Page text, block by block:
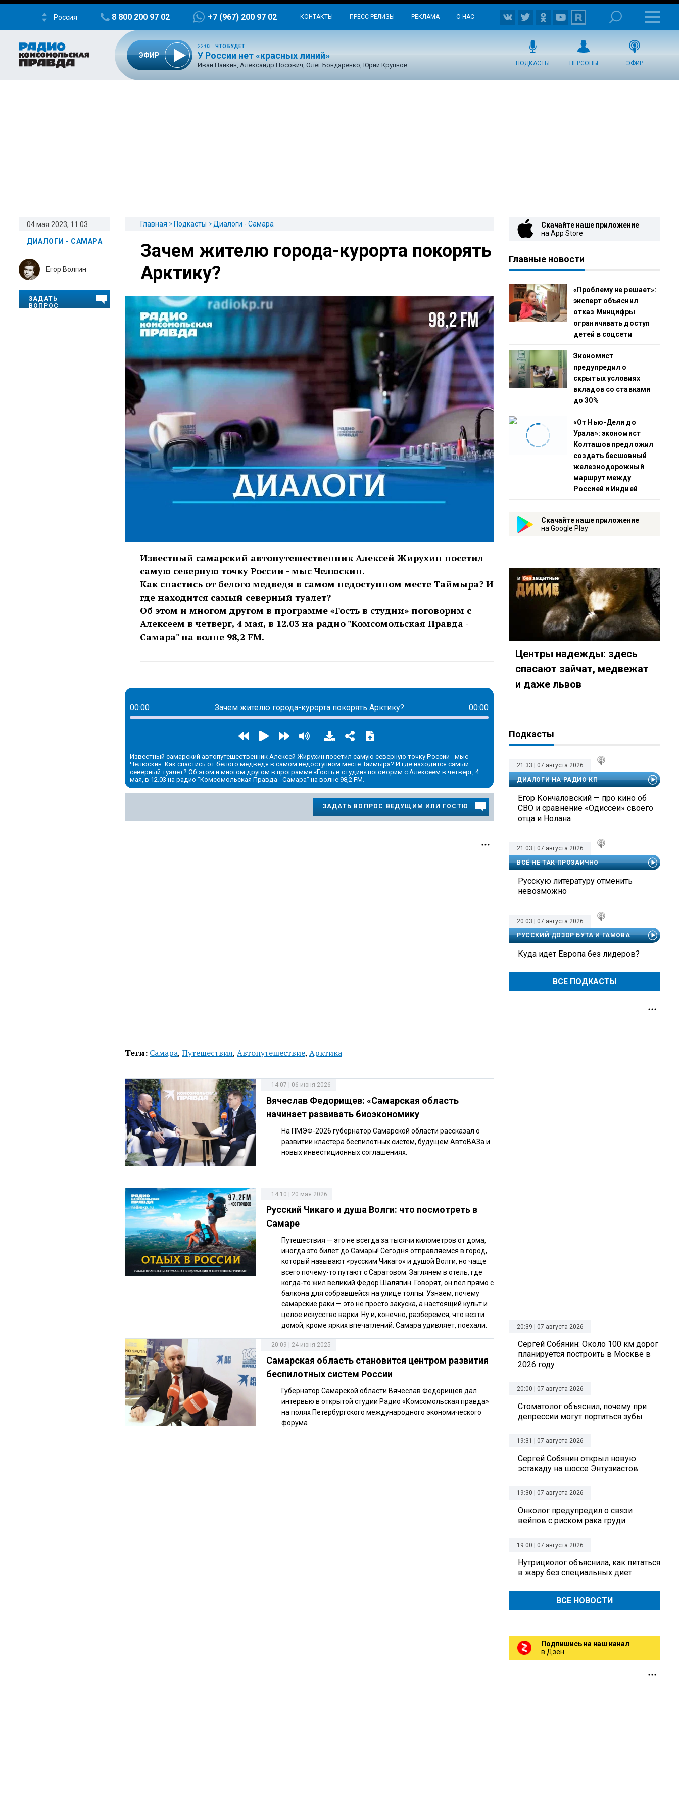
Россия 8 800 200 97 02 +7 (967) 200 97 02 КОНТАКТЫ ПРЕСС-РЕЛИЗЫ РЕКЛАМА О НАС
ЭФИР
22:03 ЧТО БУДЕТ
У России нет «красных линий»
Иван Панкин, Александр Носович, Олег Бондаренко, Юрий Крупнов ПОДКАСТЫ ПЕРСОНЫ ЭФИР
Главная Подкасты Диалоги - Самара
Зачем жителю города-курорта покорять
Арктику?
Известный самарский автопутешественник Алексей Жирухин посетил
самую северную точку России - мыс Челюскин.
Как спастись от белого медведя в самом недоступном месте Таймыра? И
где находится самый северный туалет?
Об этом и многом другом в программе «Гость в студии» поговорим с
Алексеем в четверг, 4 мая, в 12.03 на радио "Комсомольская Правда -
Самара" на волне 98,2 FM.
00:00 Зачем жителю города-курорта покорять Арктику? 00:00
Известный самарский автопутешественник Алексей Жирухин посетил самую северную точку России - мыс
Челюскин. Как спастись от белого медведя в самом недоступном месте Таймыра? И где находится самый
северный туалет? Об этом и многом другом в программе «Гость в студии» поговорим с Алексеем в четверг, 4
мая, в 12.03 на радио "Комсомольская Правда - Самара" на волне 98,2 FM.
ЗАДАТЬ ВОПРОС ВЕДУЩИМ ИЛИ ГОСТЮ
04 мая 2023, 11:03
ДИАЛОГИ - САМАРА
Егор Волгин
ЗАДАТЬ
ВОПРОС
Теги: Самара, Путешествия, Автопутешествие, Арктика
14:07 | 06 июня 2026
Вячеслав Федорищев: «Самарская область
начинает развивать биоэкономику
На ПМЭФ-2026 губернатор Самарской области рассказал о
развитии кластера беспилотных систем, будущем АвтоВАЗа и
новых инвестиционных соглашениях.
14:10 | 20 мая 2026
Русский Чикаго и душа Волги: что посмотреть в
Самаре
Путешествия — это не всегда за тысячи километров от дома,
иногда это билет до Самары! Сегодня отправляемся в город,
который называют «русским Чикаго» и душой Волги, но чаще
всего почему-то путают с Саратовом. Заглянем в отель, где
когда-то жил великий Фёдор Шаляпин. Говорят, он пел прямо с
балкона для собравшейся на улице толпы. Узнаем, почему
самарские раки — это не просто закуска, а настоящий культ и
целое искусство варки. Ну и, конечно, разберемся, что везти
домой, кроме ярких впечатлений. Самара удивляет, поехали.
20:09 | 24 июня 2025
Самарская область становится центром развития
беспилотных систем России
Губернатор Самарской области Вячеслав Федорищев дал
интервью в открытой студии Радио «Комсомольская правда»
на полях Петербургского международного экономического
форума
Скачайте наше приложение
на App Store
Главные новости
«Проблему не решает»:
эксперт объяснил
отказ Минцифры
ограничивать доступ
детей в соцсети
Экономист
предупредил о
скрытых условиях
вкладов со ставками
до 30%
«От Нью-Дели до
Урала»: экономист
Колташов предложил
создать бесшовный
железнодорожный
маршрут между
Россией и Индией
Скачайте наше приложение
на Google Play
Центры надежды: здесь
спасают зайчат, медвежат
и даже львов
Подкасты
21:33 | 07 августа 2026
ДИАЛОГИ НА РАДИО КП
Егор Кончаловский — про кино об
СВО и сравнение «Одиссеи» своего
отца и Нолана
21:03 | 07 августа 2026
ВСЁ НЕ ТАК ПРОЗАИЧНО
Русскую литературу отменить
невозможно
20:03 | 07 августа 2026
РУССКИЙ ДОЗОР БУТА И ГАМОВА
Куда идет Европа без лидеров?
ВСЕ ПОДКАСТЫ
20:39 | 07 августа 2026
Сергей Собянин: Около 100 км дорог
планируется построить в Москве в
2026 году
20:00 | 07 августа 2026
Стоматолог объяснил, почему при
депрессии могут портиться зубы
19:31 | 07 августа 2026
Сергей Собянин открыл новую
эстакаду на шоссе Энтузиастов
19:30 | 07 августа 2026
Онколог предупредил о связи
вейпов с риском рака груди
19:00 | 07 августа 2026
Нутрициолог объяснила, как питаться
в жару без специальных диет
ВСЕ НОВОСТИ
Подпишись на наш канал
в Дзен